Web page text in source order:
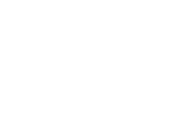
エ復活について聞いた